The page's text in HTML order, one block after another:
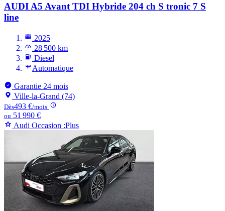
AUDI A5 Avant TDI Hybride 204 ch S tronic 7 S
line
2025
28 500 km
Diesel
Automatique
Garantie 24 mois
Ville-la-Grand (74)
Dès493 €/mois
ou 51 990 €
Audi Occasion :Plus